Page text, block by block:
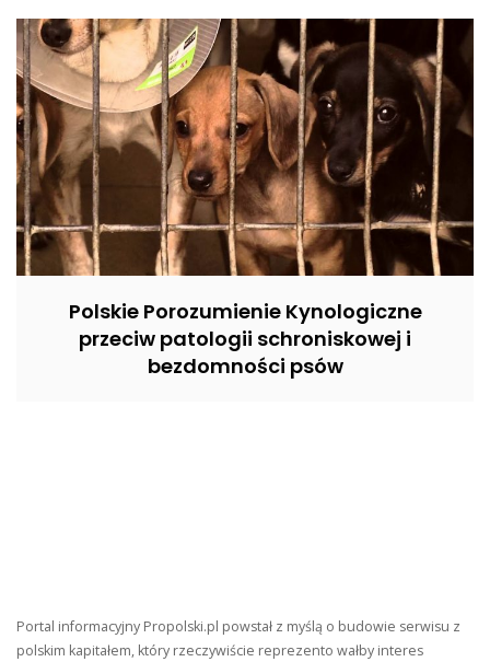
Polskie Porozumienie Kynologiczne
przeciw patologii schroniskowej i
bezdomności psów
Portal informacyjny Propolski.pl powstał z myślą o budowie serwisu z
polskim kapitałem, który rzeczywiście reprezento wałby interes